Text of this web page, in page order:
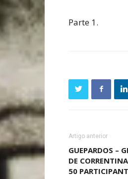
Parte 1.
Artigo anterior
GUEPARDOS –
DE
50